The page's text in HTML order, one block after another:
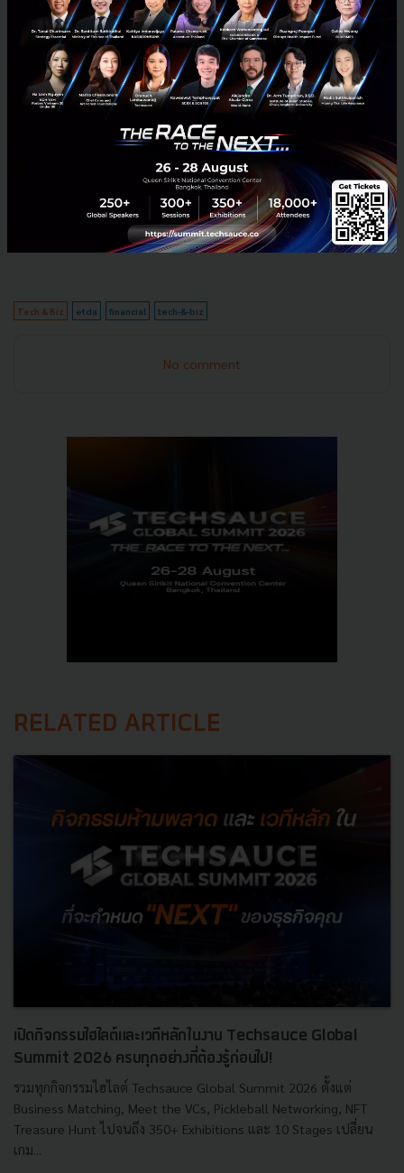
Facebook Live ซึ่งรับรองการรับชมแบบไม่จำกัดจำนวน
สำหรับผู้ที่สนใจ สามารถลงทะเบียนได้ตั้งแต่วันนี้ ที่:
https://cutt.ly/pWYDh8b
Tech & Biz etda financial tech-&-biz
No comment
RELATED ARTICLE
เปิดกิจกรรมไฮไลต์และเวทีหลักในงาน Techsauce Global
Summit 2026 ครบทุกอย่างที่ต้องรู้ก่อนไป!
รวมทุกกิจกรรมไฮไลต์ Techsauce Global Summit 2026 ตั้งแต่
Business Matching, Meet the VCs, Pickleball Networking, NFT
Treasure Hunt ไปจนถึง 350+ Exhibitions และ 10 Stages เปลี่ยน
เกม...